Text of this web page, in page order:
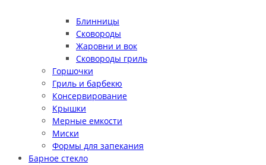
Блинницы
Сковороды
Жаровни и вок
Сковороды гриль
Горшочки
Гриль и барбекю
Консервирование
Крышки
Мерные емкости
Миски
Формы для запекания
Барное стекло